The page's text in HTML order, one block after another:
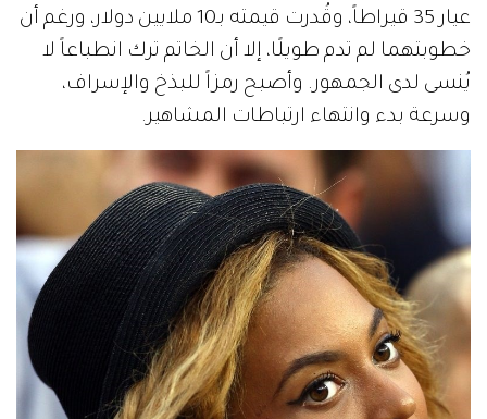
عيار 35 قيراطاً، وقُدرت قيمته بـ10 ملايين دولار، ورغم أن
خطوبتهما لم تدم طويلًا، إلا أن الخاتم ترك انطباعاً لا
يُنسى لدى الجمهور. وأصبح رمزاً للبذخ والإسراف،
وسرعة بدء وانتهاء ارتباطات المشاهير.